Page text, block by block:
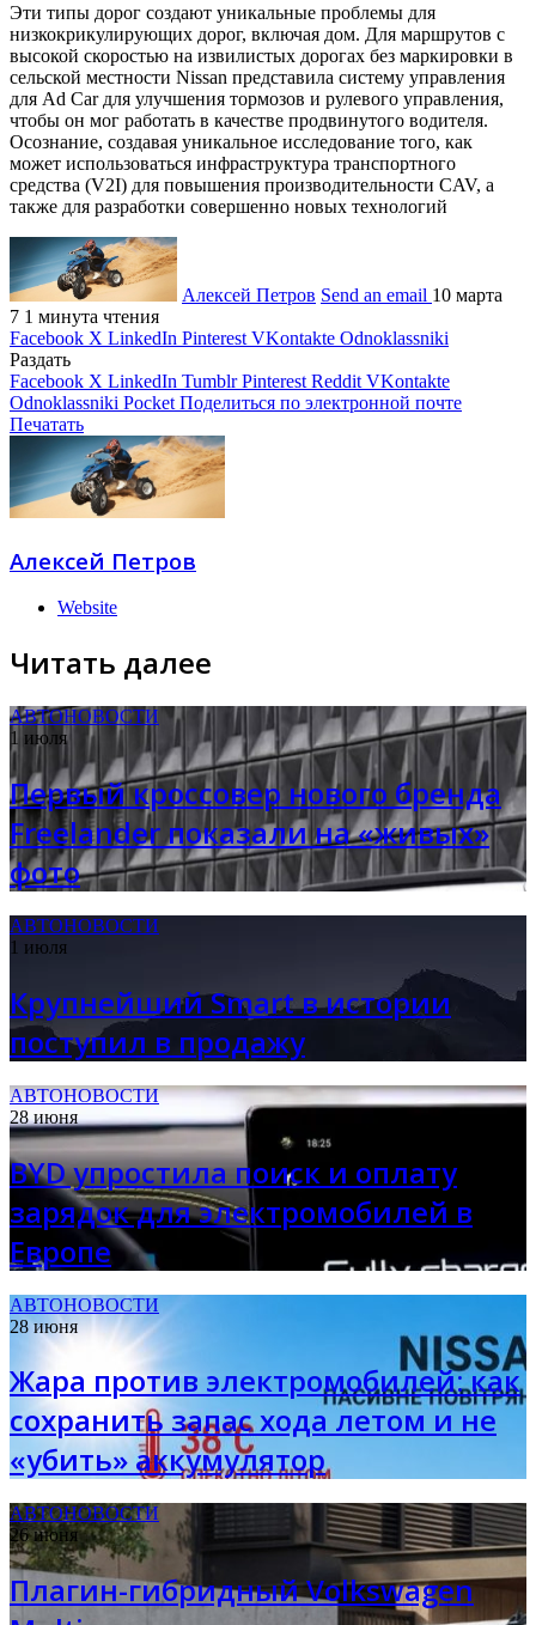
Эти типы дорог создают уникальные проблемы для
низкокрикулирующих дорог, включая дом. Для маршрутов с
высокой скоростью на извилистых дорогах без маркировки в
сельской местности Nissan представила систему управления
для Ad Car для улучшения тормозов и рулевого управления,
чтобы он мог работать в качестве продвинутого водителя.
Осознание, создавая уникальное исследование того, как
может использоваться инфраструктура транспортного
средства (V2I) для повышения производительности CAV, а
также для разработки совершенно новых технологий
Алексей Петров Send an email 10 марта
7 1 минута чтения
Facebook X LinkedIn Pinterest VKontakte Odnoklassniki
Раздать
Facebook X LinkedIn Tumblr Pinterest Reddit VKontakte
Odnoklassniki Pocket Поделиться по электронной почте
Печатать
Алексей Петров
Website
Читать далее
АВТОНОВОСТИ
1 июля
Первый кроссовер нового бренда
Freelander показали на «живых»
фото
АВТОНОВОСТИ
1 июля
Крупнейший Smart в истории
поступил в продажу
АВТОНОВОСТИ
28 июня
BYD упростила поиск и оплату
зарядок для электромобилей в
Европе
АВТОНОВОСТИ
28 июня
Жара против электромобилей: как
сохранить запас хода летом и не
«убить» аккумулятор
АВТОНОВОСТИ
26 июня
Плагин-гибридный Volkswagen